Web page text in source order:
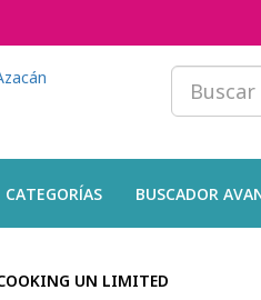
CATEGORÍAS BUSCADOR
UN LIMITED